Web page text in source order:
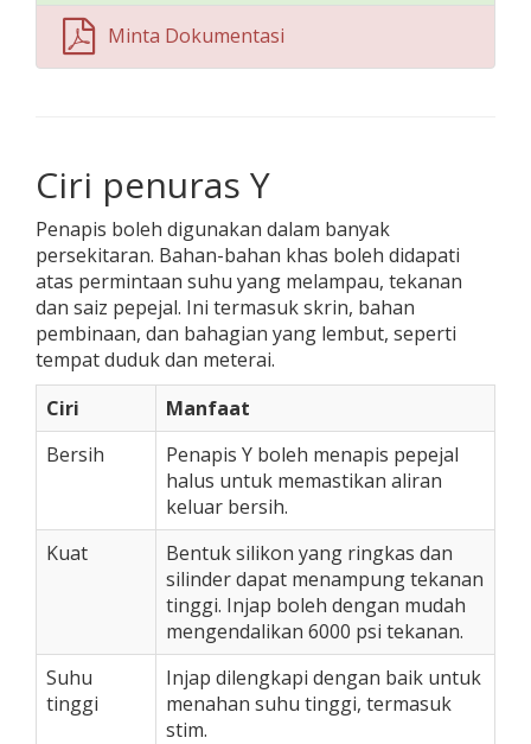
Minta Dokumentasi
Ciri penuras Y
Penapis boleh digunakan dalam banyak
persekitaran. Bahan-bahan khas boleh didapati
atas permintaan suhu yang melampau, tekanan
dan saiz pepejal. Ini termasuk skrin, bahan
pembinaan, dan bahagian yang lembut, seperti
tempat duduk dan meterai.
Ciri
Manfaat
Bersih
Penapis Y boleh menapis pepejal
halus untuk memastikan aliran
keluar bersih.
Kuat
Bentuk silikon yang ringkas dan
silinder dapat menampung tekanan
tinggi. Injap boleh dengan mudah
mengendalikan 6000 psi tekanan.
Suhu
tinggi
Injap dilengkapi dengan baik untuk
menahan suhu tinggi, termasuk
stim.